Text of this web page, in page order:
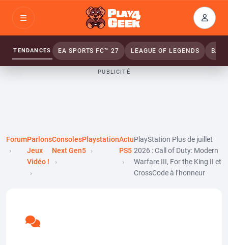
contenu
☰
ou
TENDANCES EA SPORTS FC™ 27 LEAGUE OF LEGENDS
PUBLICITÉ
ForumParlons
Jeux
Vidéo !
Consoles
Next Gen
Playstation
5
Actu
PS5
PlayStation Plus de juillet
2026 : Call of Duty: Modern
Warfare III, For the King II et
CrossCode à l’honneur